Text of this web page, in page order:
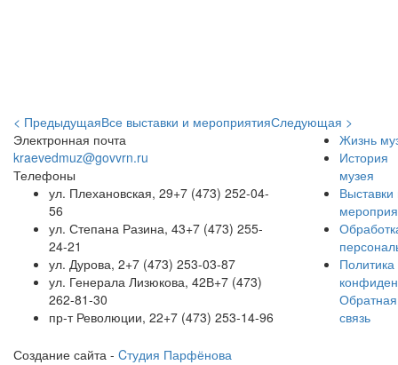
< ПредыдущаяВсе выставки и мероприятияСледующая >
Электронная почта
kraevedmuz@govvrn.ru
Телефоны
ул. Плехановская, 29+7 (473) 252-04-
56
ул. Степана Разина, 43+7 (473) 255-
24-21
ул. Дурова, 2+7 (473) 253-03-87
ул. Генерала Лизюкова, 42В+7 (473)
262-81-30
пр-т Революции, 22+7 (473) 253-14-96
Жизнь
История
музея
Выставки
Политика
Обратная
связь
Создание сайта - Cтудия Парфёнова